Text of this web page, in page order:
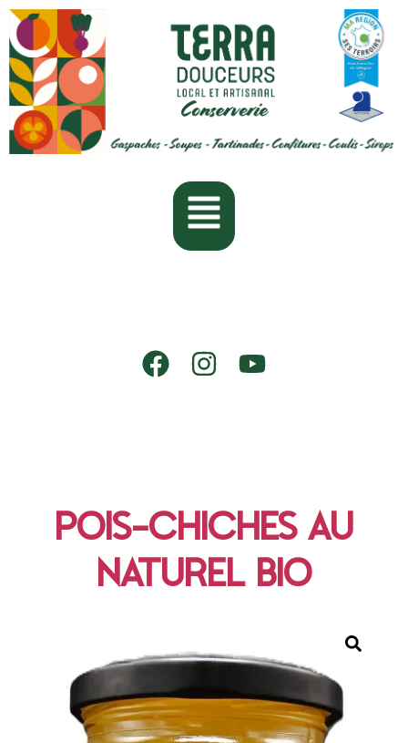
POIS-CHICHES AU
NATUREL BIO